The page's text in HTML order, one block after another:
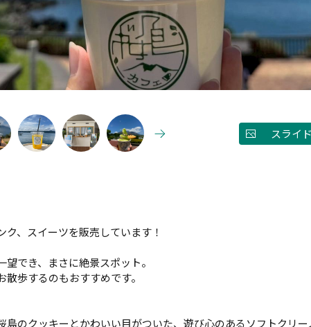
スライ
、スイーツを販売しています！
でき、まさに絶景スポット。
歩するのもおすすめです。
のクッキーとかわいい目がついた、遊び心のあるソフトクリー